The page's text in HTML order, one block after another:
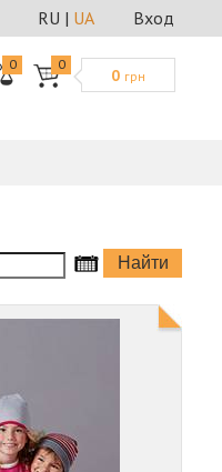
Вход
RU | UA
0 0
0 грн